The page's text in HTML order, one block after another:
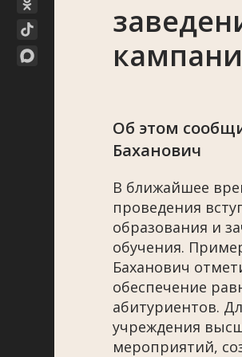
Об этом
Баханович
В ближайшее
проведения
образования и
обучения.
Баханович
обеспечение
абитуриентов.
учреждения
мероприятий,